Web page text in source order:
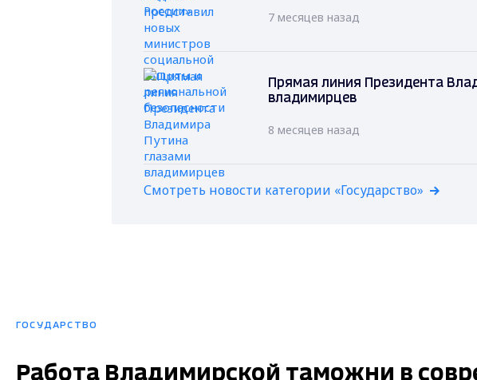
7 месяцев назад
Прямая линия Президента
владимирцев
8 месяцев назад
Смотреть новости категории «Государство»
ГОСУДАРСТВО
Работа Владимирской таможни в